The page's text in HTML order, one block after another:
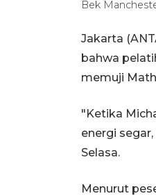
Bek
Jakarta
bahwa
memuji
"Ketika
energi
Selasa.
Menurut